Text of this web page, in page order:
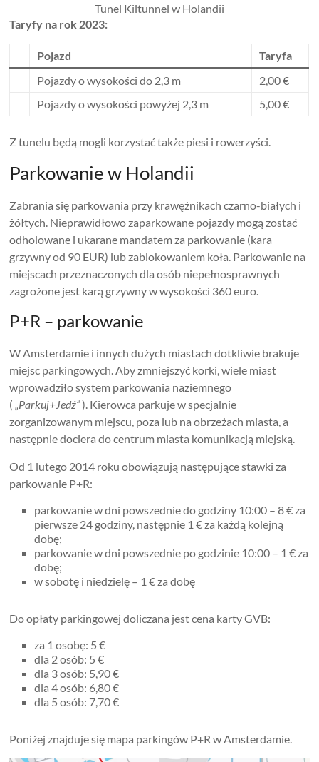
Tunel Kiltunnel w Holandii
Taryfy na rok 2023:
Pojazd
Taryfa
Pojazdy o wysokości do 2,3 m
2,00 €
Pojazdy o wysokości powyżej 2,3 m
5,00 €
Z tunelu będą mogli korzystać także piesi i rowerzyści.
Parkowanie w Holandii
Zabrania się parkowania przy krawężnikach czarno-białych i
żółtych. Nieprawidłowo zaparkowane pojazdy mogą zostać
odholowane i ukarane mandatem za parkowanie (kara
grzywny od 90 EUR) lub zablokowaniem koła. Parkowanie na
miejscach przeznaczonych dla osób niepełnosprawnych
zagrożone jest karą grzywny w wysokości 360 euro.
P+R – parkowanie
W Amsterdamie i innych dużych miastach dotkliwie brakuje
miejsc parkingowych. Aby zmniejszyć korki, wiele miast
wprowadziło system parkowania naziemnego
( „Parkuj+Jedź”). Kierowca parkuje w specjalnie
zorganizowanym miejscu, poza lub na obrzeżach miasta, a
następnie dociera do centrum miasta komunikacją miejską.
Od 1 lutego 2014 roku obowiązują następujące stawki za
parkowanie P+R:
parkowanie w dni powszednie do godziny 10:00 – 8 € za
pierwsze 24 godziny, następnie 1 € za każdą kolejną
dobę;
parkowanie w dni powszednie po godzinie 10:00 – 1 € za
dobę;
w sobotę i niedzielę – 1 € za dobę
Do opłaty parkingowej doliczana jest cena karty GVB:
za 1 osobę: 5 €
dla 2 osób: 5 €
dla 3 osób: 5,90 €
dla 4 osób: 6,80 €
dla 5 osób: 7,70 €
Poniżej znajduje się mapa parkingów P+R w Amsterdamie.